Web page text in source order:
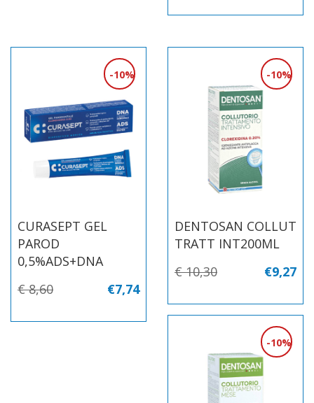
CURASEPT GEL
PAROD
0,5%ADS+DNA
10%
€ 8,60 €7,74
DENTOSAN COLLUT
TRATT INT200ML
10%
€ 10,30 €9,27
10%